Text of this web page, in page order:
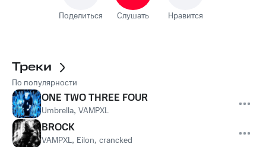
Поделиться Слушать Нравится
Треки
По популярности
ONE TWO THREE FOUR
Umbrella, VAMPXL
BROCK
VAMPXL, Eilon, crancked